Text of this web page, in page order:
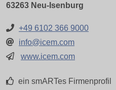
63263 Neu-Isenburg
+49 6102 366 9000
info@icem.com
www.icem.com
ein smARTes Firmenprofil